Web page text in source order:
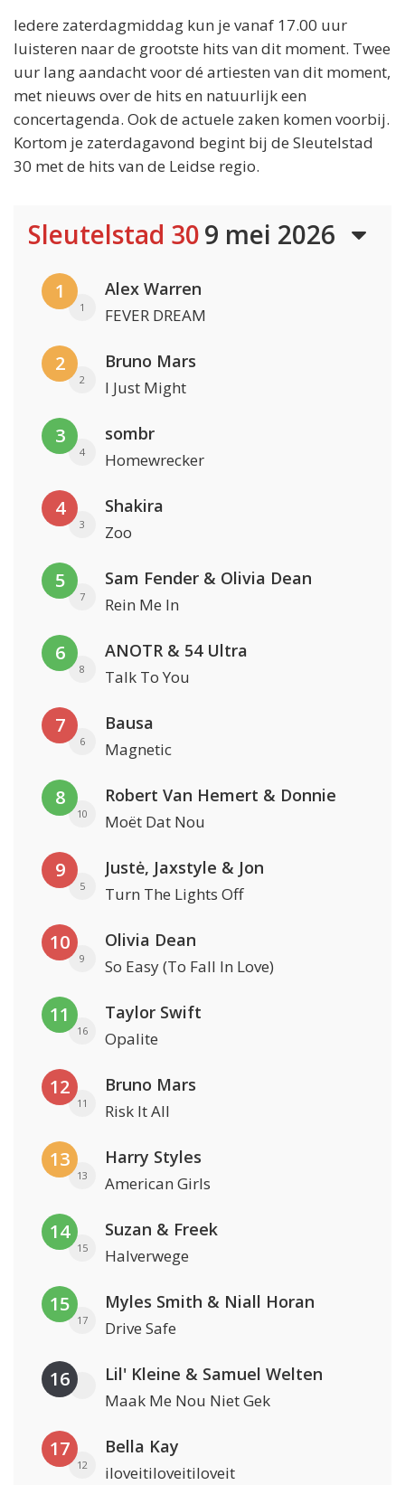
Iedere zaterdagmiddag kun je vanaf 17.00 uur
luisteren naar de grootste hits van dit moment. Twee
uur lang aandacht voor dé artiesten van dit moment,
met nieuws over de hits en natuurlijk een
concertagenda. Ook de actuele zaken komen voorbij.
Kortom je zaterdagavond begint bij de Sleutelstad
30 met de hits van de Leidse regio.
Sleutelstad 309 mei 2026
1
1
Alex Warren
FEVER DREAM
2
2
Bruno Mars
I Just Might
3
4
sombr
Homewrecker
4
3
Shakira
Zoo
5
7
Sam Fender & Olivia Dean
Rein Me In
6
8
ANOTR & 54 Ultra
Talk To You
7
6
Bausa
Magnetic
8
10
Robert Van Hemert & Donnie
Moët Dat Nou
9
5
Justė, Jaxstyle & Jon
Turn The Lights Off
10
9
Olivia Dean
So Easy (To Fall In Love)
11
16
Taylor Swift
Opalite
12
11
Bruno Mars
Risk It All
13
13
Harry Styles
American Girls
14
15
Suzan & Freek
Halverwege
15
17
Myles Smith & Niall Horan
Drive Safe
16 Lil' Kleine & Samuel Welten
Maak Me Nou Niet Gek
17
12
Bella Kay
iloveitiloveitiloveit